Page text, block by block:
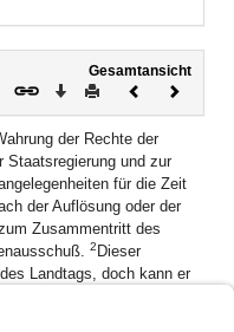
Gesamtansicht
Download
DruckenVorheriges
der Rechte der
Staatsregierung und zur
für die Zeit
der Auflösung oder der
Zusammentritt des
2 Dieser
Landtags, doch kann er
behandeln.